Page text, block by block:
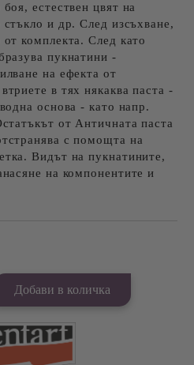
естествен цвят на
и др. След изсъхване,
от комплекта. След като
пукнатини -
на ефекта от
в тях някаква паста -
основа - като напр.
от Античната паста
с помощта на
Видът на пукнатините,
на компонентите и